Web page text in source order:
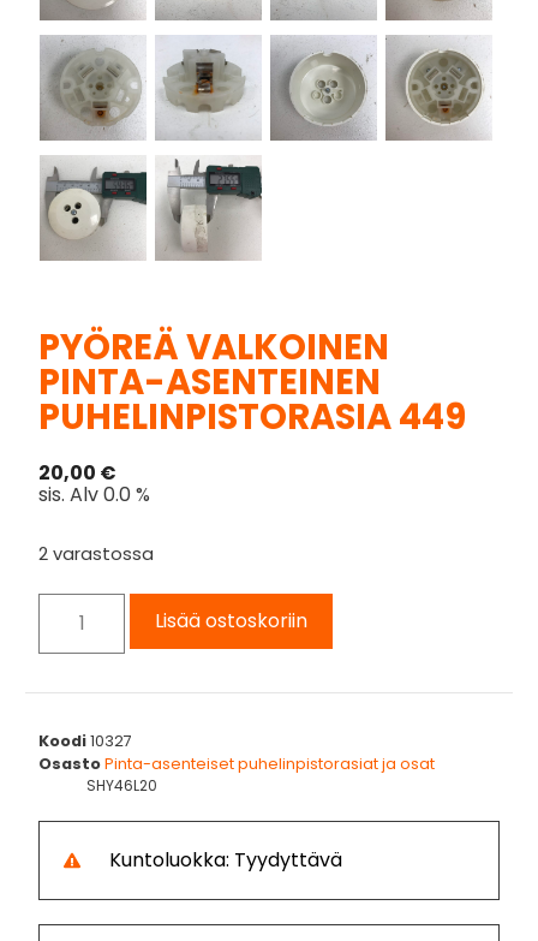
PYÖREÄ VALKOINEN
PINTA-ASENTEINEN
PUHELINPISTORASIA 449
20,00 €
sis. Alv 0.0 %
2 varastossa
Lisää ostoskoriin
Koodi10327
OsastoPinta-asenteiset puhelinpistorasiat ja osat
SHY46L20
Kuntoluokka: Tyydyttävä